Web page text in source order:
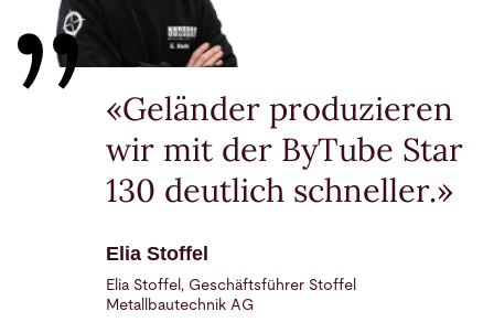
«Geländer produzieren
wir mit der ByTube Star
130 deutlich schneller.»
Elia Stoffel
Elia Stoffel, Geschäftsführer Stoffel
Metallbautechnik AG